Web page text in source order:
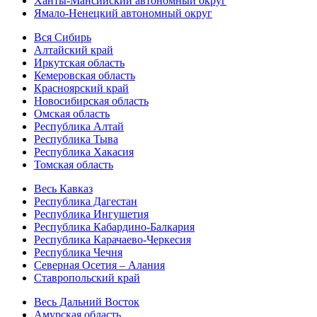
Ямало-Ненецкий автономный округ
Вся Сибирь
Алтайский край
Иркутская область
Кемеровская область
Красноярский край
Новосибирская область
Омская область
Республика Алтай
Республика Тыва
Республика Хакасия
Томская область
Весь Кавказ
Республика Дагестан
Республика Ингушетия
Республика Кабардино-Балкария
Республика Карачаево-Черкесия
Республика Чечня
Северная Осетия – Алания
Ставропольский край
Весь Дальний Восток
Амурская область